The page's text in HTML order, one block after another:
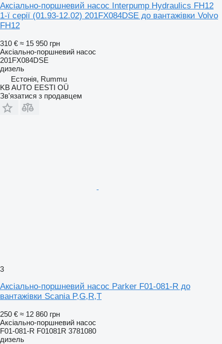
Аксіально-поршневий насос Interpump Hydraulics FH12
1-ї серії (01.93-12.02) 201FX084DSE до вантажівки Volvo
FH12
310 € ≈ 15 950 грн
Аксіально-поршневий насос
201FX084DSE
дизель
Естонія, Rummu
KB AUTO EESTI OÜ
Зв'язатися з продавцем
3
Аксіально-поршневий насос Parker F01-081-R до
вантажівки Scania P,G,R,T
250 € ≈ 12 860 грн
Аксіально-поршневий насос
F01-081-R F01081R 3781080
дизель